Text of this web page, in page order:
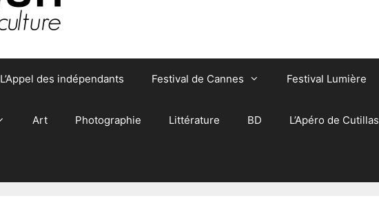
L’Appel des indépendants Festival de Cannes Festival Lumière
Art Photographie Littérature BD L’Apéro de Cutillas